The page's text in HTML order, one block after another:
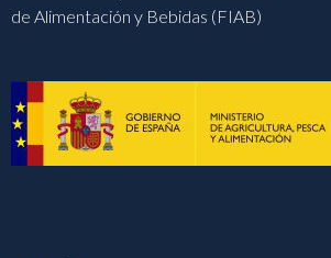
de Alimentación y Bebidas (FIAB)